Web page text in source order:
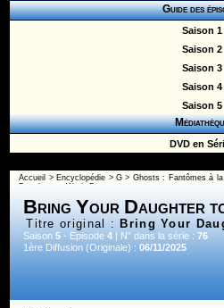
Guide des
Saison 1
Saison 2
Saison 3
Saison 4
Saison 5
DVD en
Accueil > Encyclopédie >G > Ghosts : Fantômes à la
Daughter to Work Day
Bring Your Daughter
Titre original : Bring Your
Saison5 - Episode4 | N° dans la série :76
1ère Diffusion (Originale) :06/11/2025